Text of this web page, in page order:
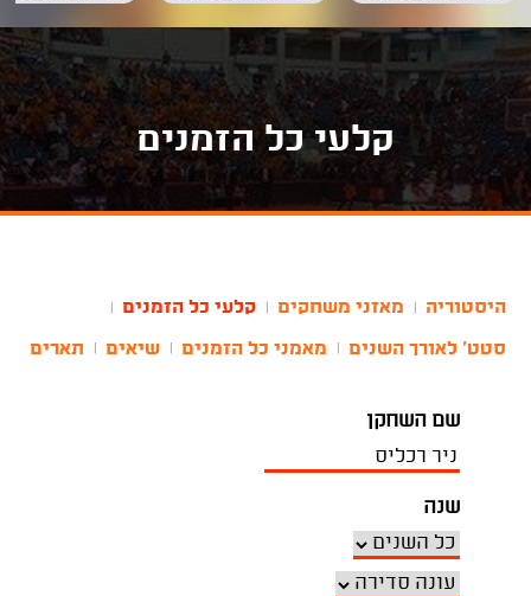
קלעי כל הזמנים
היסטוריה מאזני משחקים קלעי כל הזמנים
סטט' לאורך השנים מאמני כל הזמנים שיאים תארים
שם השחקן
שנה